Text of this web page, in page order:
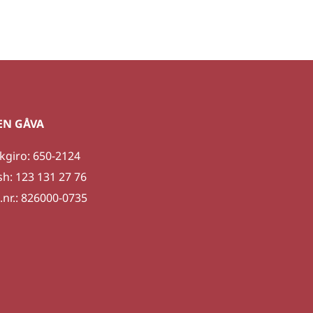
GÅVA
650-2124
123 131 27 76
826000-0735